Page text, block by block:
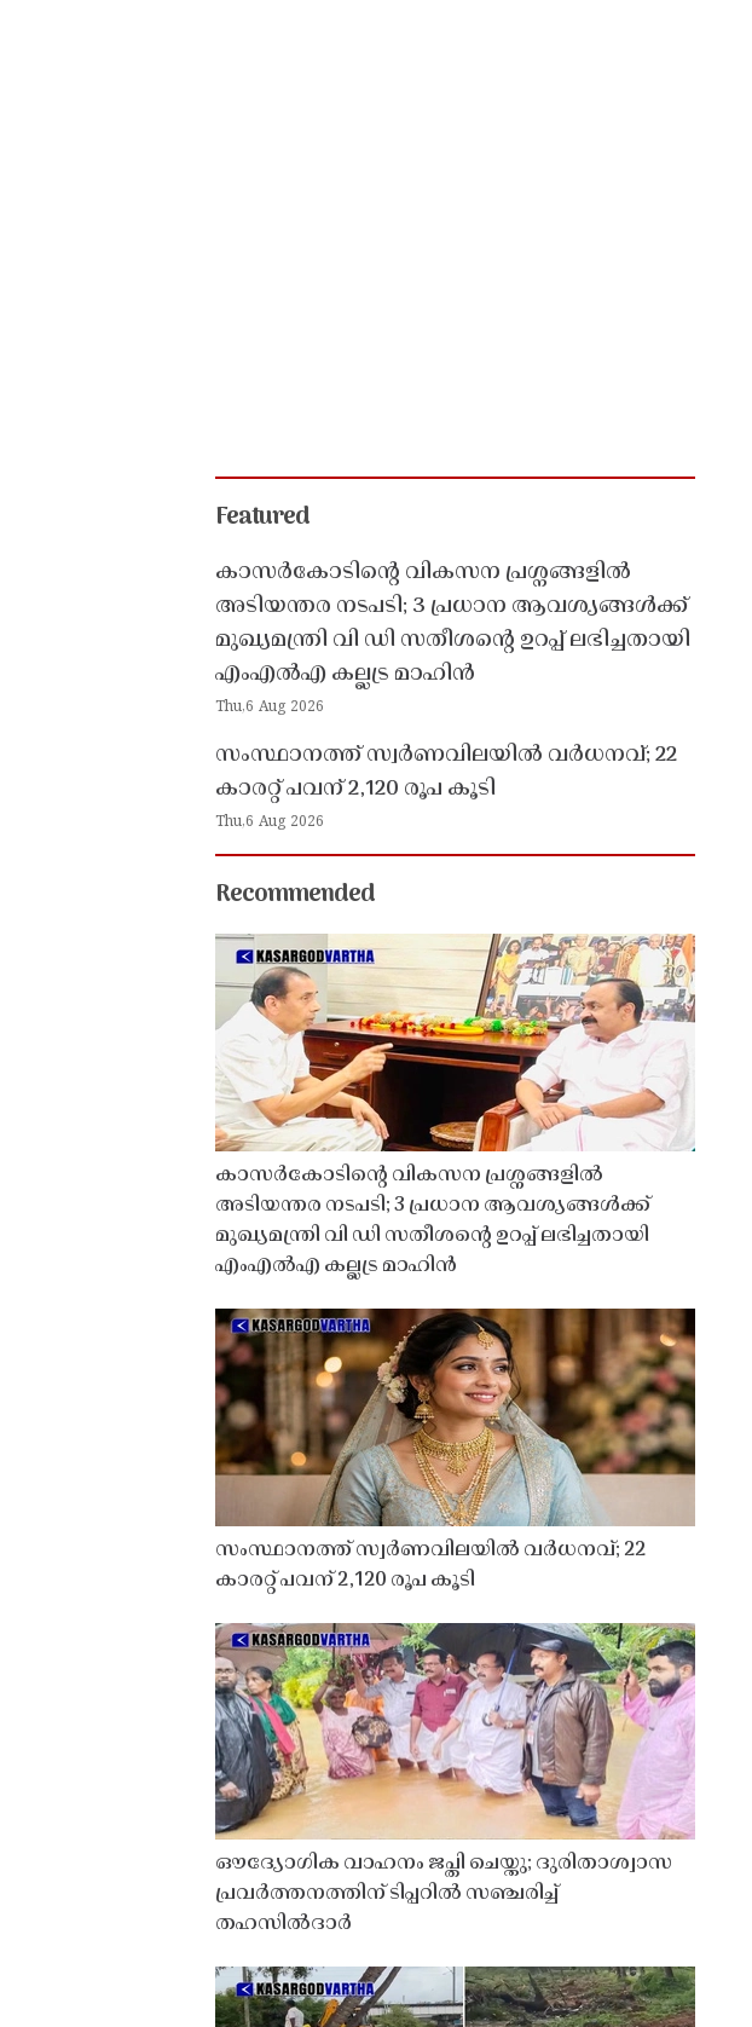
Featured
കാസർകോടിൻ്റെ വികസന പ്രശ്നങ്ങളിൽ
അടിയന്തര നടപടി; 3 പ്രധാന ആവശ്യങ്ങൾക്ക്
മുഖ്യമന്ത്രി വി ഡി സതീശൻ്റെ ഉറപ്പ് ലഭിച്ചതായി
എംഎൽഎ കല്ലട്ര മാഹിൻ
Thu,6 Aug 2026
സംസ്ഥാനത്ത് സ്വർണവിലയിൽ വർധനവ്; 22
കാരറ്റ് പവന് 2,120 രൂപ കൂടി
Thu,6 Aug 2026
Recommended
കാസർകോടിൻ്റെ വികസന പ്രശ്നങ്ങളിൽ
അടിയന്തര നടപടി; 3 പ്രധാന ആവശ്യങ്ങൾക്ക്
മുഖ്യമന്ത്രി വി ഡി സതീശൻ്റെ ഉറപ്പ് ലഭിച്ചതായി
എംഎൽഎ കല്ലട്ര മാഹിൻ
സംസ്ഥാനത്ത് സ്വർണവിലയിൽ വർധനവ്; 22
കാരറ്റ് പവന് 2,120 രൂപ കൂടി
ഔദ്യോഗിക വാഹനം ജപ്തി ചെയ്തു; ദുരിതാശ്വാസ
പ്രവർത്തനത്തിന് ടിപ്പറിൽ സഞ്ചരിച്ച്
തഹസിൽദാർ